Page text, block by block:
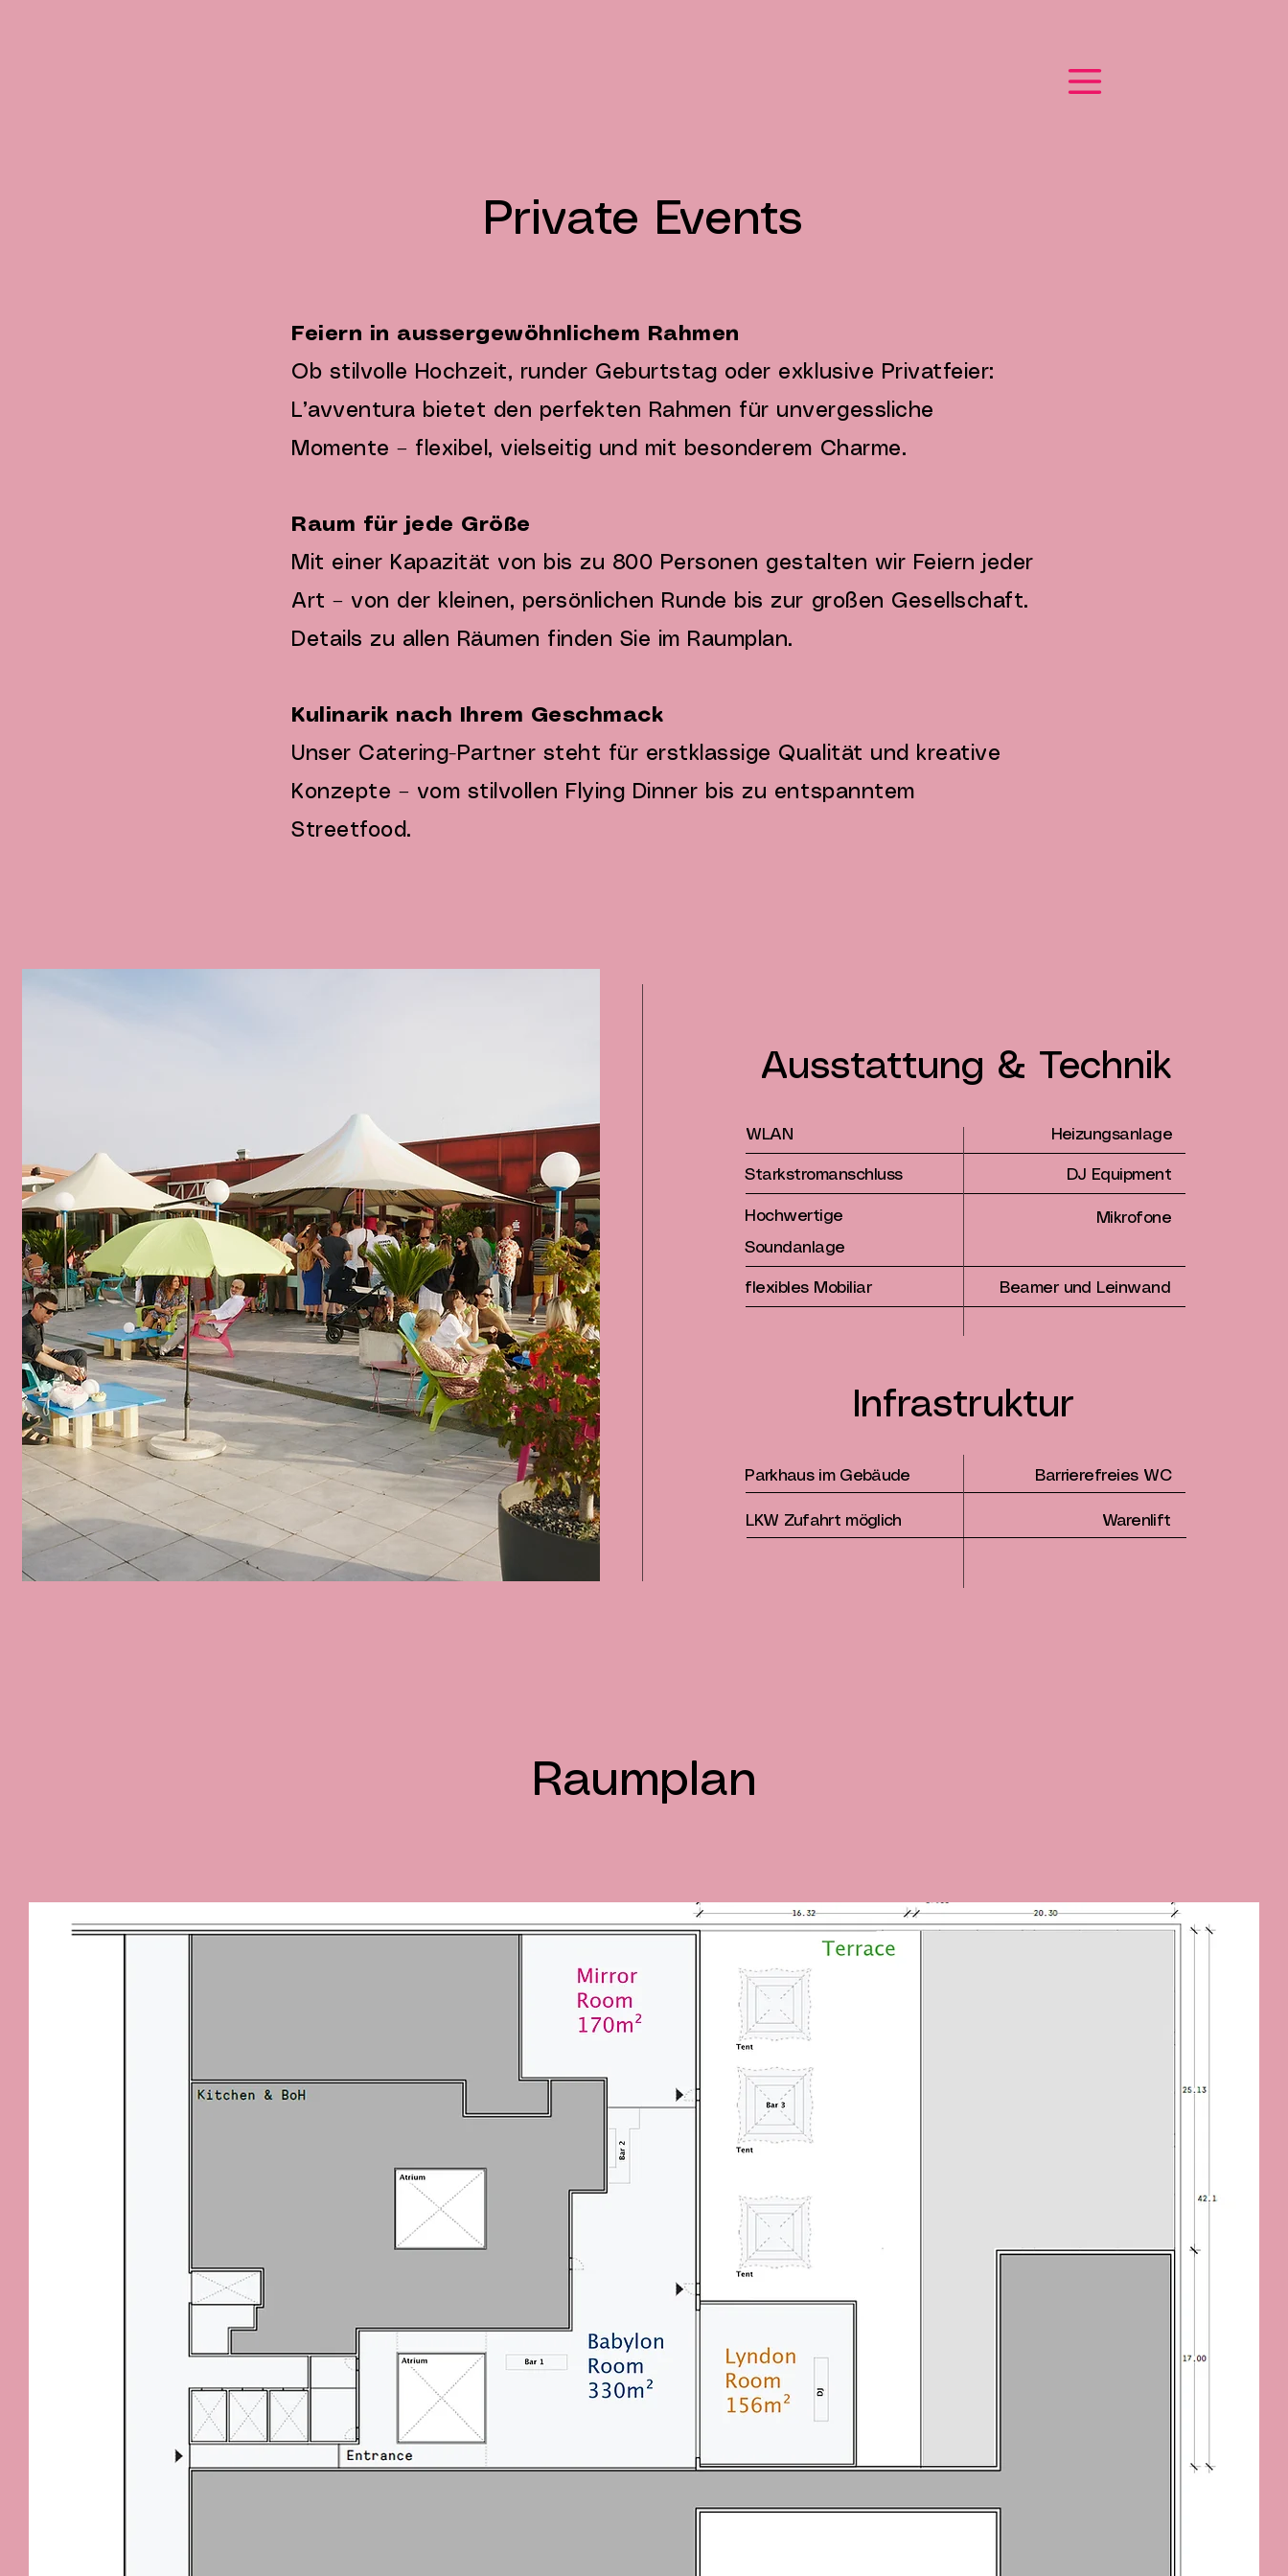
Private Events
Feiern in aussergewöhnlichem Rahmen
Ob stilvolle Hochzeit, runder Geburtstag oder exklusive Privatfeier:
L’avventura bietet den perfekten Rahmen für unvergessliche
Momente – flexibel, vielseitig und mit besonderem Charme.
Raum für jede Größe
Mit einer Kapazität von bis zu 800 Personen gestalten wir Feiern jeder
Art – von der kleinen, persönlichen Runde bis zur großen Gesellschaft.
Details zu allen Räumen finden Sie im Raumplan.
Kulinarik nach Ihrem Geschmack
Unser Catering-Partner steht für erstklassige Qualität und kreative
Konzepte – vom stilvollen Flying Dinner bis zu entspanntem
Streetfood.
Ausstattung & Technik
WLAN Heizungsanlage
Starkstromanschluss DJ Equipment
Hochwertige
Soundanlage
Mikrofone
flexibles Mobiliar Beamer und Leinwand
Infrastruktur
Parkhaus im Gebäude Barrierefreies WC
LKW Zufahrt möglich Warenlift
Raumplan